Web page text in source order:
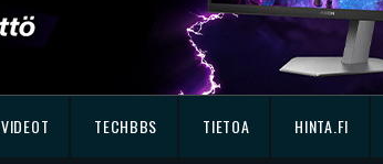
VIDEOT TECHBBS TIETOA HINTA.FI